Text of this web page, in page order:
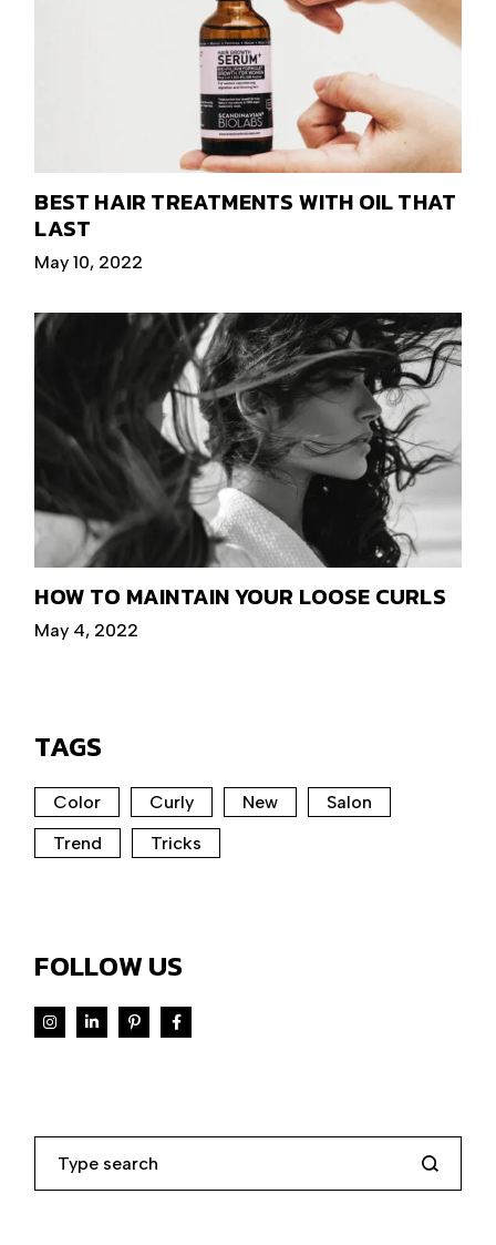
BEST HAIR TREATMENTS WITH OIL THAT
LAST
May 10, 2022
HOW TO MAINTAIN YOUR LOOSE CURLS
May 4, 2022
TAGS
Color Curly New
Salon
Trend
Tricks
FOLLOW US